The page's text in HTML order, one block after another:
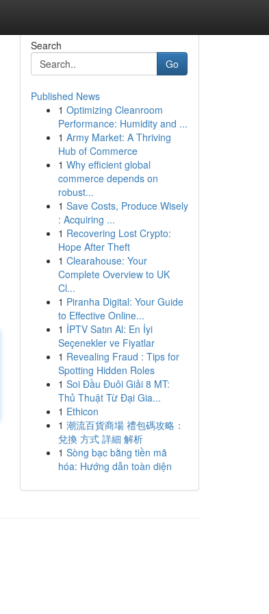
Search
Go
Published News
1 Optimizing Cleanroom
Performance: Humidity and ...
1 Army Market: A Thriving
Hub of Commerce
1 Why efficient global
commerce depends on
robust...
1 Save Costs, Produce Wisely
: Acquiring ...
1 Recovering Lost Crypto:
Hope After Theft
1 Clearahouse: Your
Complete Overview to UK
Cl...
1 Piranha Digital: Your Guide
to Effective Online...
1 İPTV Satın Al: En İyi
Seçenekler ve Fiyatlar
1 Revealing Fraud : Tips for
Spotting Hidden Roles
1 Soi Đầu Đuôi Giải 8 MT:
Thủ Thuật Từ Đại Gia...
1 Ethicon
1 潮流百貨商場 禮包碼攻略：
兌換 方式 詳細 解析
1 Sòng bạc bằng tiền mã
hóa: Hướng dẫn toàn diện